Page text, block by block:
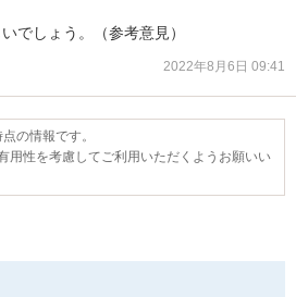
でしょう。（参考意見）
2022年8月6日 09:41
の情報です。
用性を考慮してご利用いただくようお願いい